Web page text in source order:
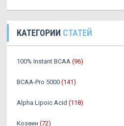
КАТЕГОРИИ СТАТЕЙ
100% Instant BCAA (96)
BCAA-Pro 5000 (141)
Alpha Lipoic Acid (118)
Козеин (72)